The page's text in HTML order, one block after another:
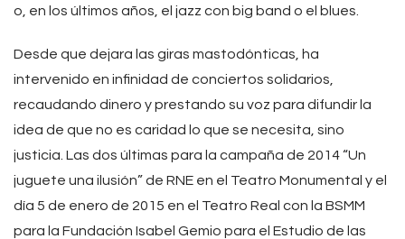
o, en los últimos años, el jazz con big band o el blues.
Desde que dejara las giras mastodónticas, ha
intervenido en infinidad de conciertos solidarios,
recaudando dinero y prestando su voz para difundir la
idea de que no es caridad lo que se necesita, sino
justicia. Las dos últimas para la campaña de 2014 “Un
juguete una ilusión” de RNE en el Teatro Monumental y el
día 5 de enero de 2015 en el Teatro Real con la BSMM
para la Fundación Isabel Gemio para el Estudio de las